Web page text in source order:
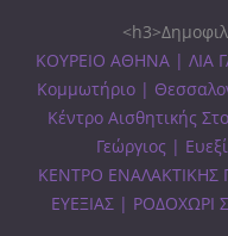
ΚΟΥΡΕΙΟ ΑΘΗΝΑ | ΛΙΑ
Κομμωτήριο |
Κέντρο Αισθητικής
Γεώργιος |
ΚΕΝΤΡΟ ΕΝΑΛΑΚΤΙΚΗΣ
ΕΥΕΞΙΑΣ | ΡΟΔΟΧΩΡΙ